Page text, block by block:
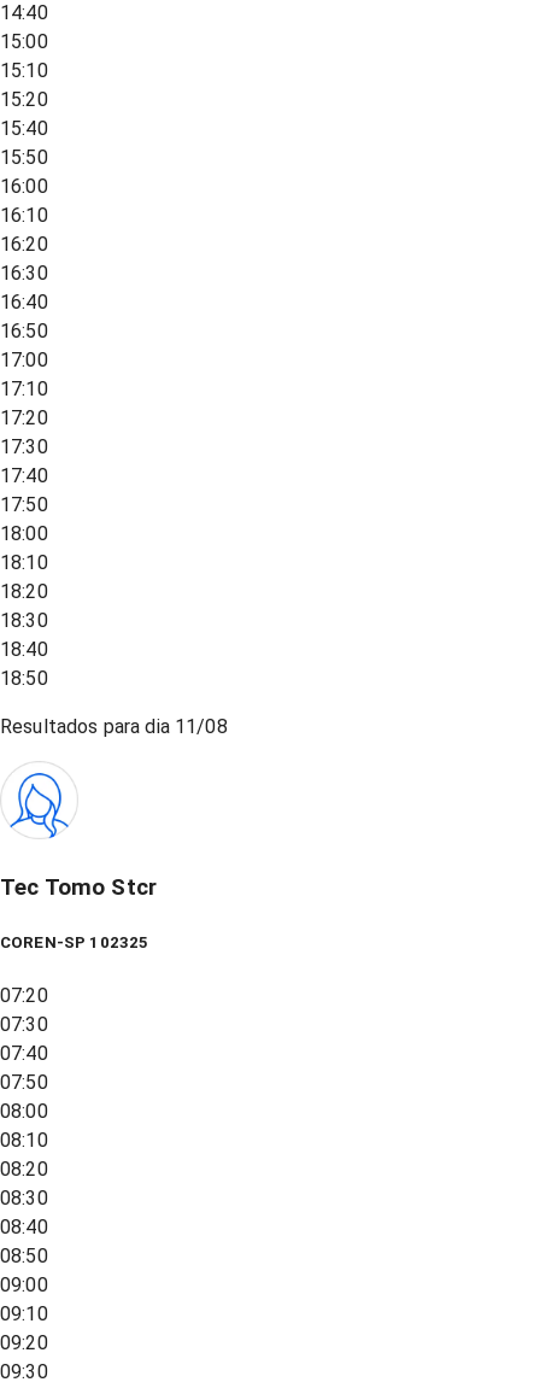
14:40
15:00
15:10
15:20
15:40
15:50
16:00
16:10
16:20
16:30
16:40
16:50
17:00
17:10
17:20
17:30
17:40
17:50
18:00
18:10
18:20
18:30
18:40
18:50
Resultados para dia 11/08
Tec Tomo Stcr
COREN-SP 102325
07:20
07:30
07:40
07:50
08:00
08:10
08:20
08:30
08:40
08:50
09:00
09:10
09:20
09:30